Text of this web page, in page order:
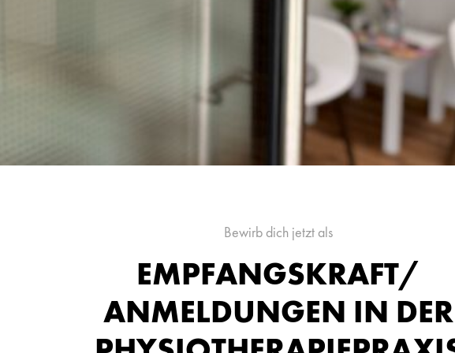
Bewirb dich jetzt als
EMPFANGSKRAFT/
ANMELDUNGEN IN DER